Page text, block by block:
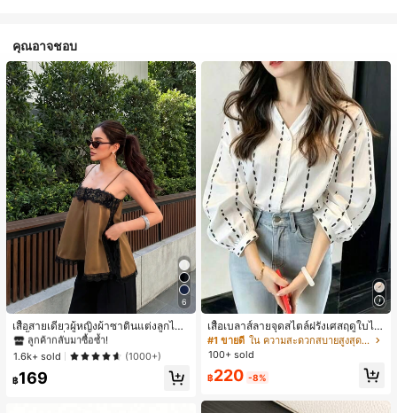
คุณอาจชอบ
6
เสื้อสายเดี่ยวผู้หญิงผ้าซาตินแต่งลูกไม้
- เสื้อสายเดี่ยวฤดูร้อนสีคากีมีรอยผ่าด้า
นข้างที่น่าดึงดูดแบบสบายๆ
#1 ขายดี
ใน สีกากี เสื้อสตรี เสื้อเบลาส์ & Tee
ลูกค้ากลับมาซื้อซ้ำ!
#1 ขายดี
ใน สีกากี เสื้อสตรี เสื้อเบลาส์ & Tee
ลูกค้ากลับมาซื้อซ้ำ!
#1 ขายดี
ใน สีกากี เสื้อสตรี เสื้อเบลาส์ & Tee
ลูกค้ากลับมาซื้อซ้ำ!
#1 ขายดี
ลูกค้ากลับมาซื้อซ้ำ!
1.6k+ sold (1000+)
฿169
เสื้อเบลาส์ลายจุดสไตล์ฝรั่งเศสฤดูใบไม้
ร่วง, ทรงเข้ารูป, แขนยาวคอวี, สไตล์ให
ม่ฤดูใบไม้ผลิ, ป้องกันแสงแดด, ใส่ไป
#1 ขายดี
ใน ความสะดวกสบายสูงสุด เสื้อสตรี เสื้อเบลาส์ & Tee
100+ sold
฿220 -8%